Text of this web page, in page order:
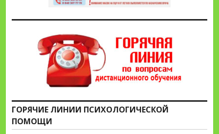
ГОРЯЧИЕ ЛИНИИ ПСИХОЛОГИЧЕСКОЙ
ПОМОЩИ